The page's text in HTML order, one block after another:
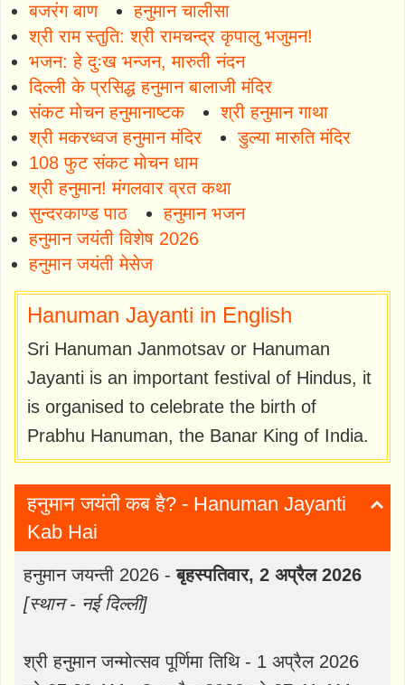
बजरंग बाण
हनुमान चालीसा
श्री राम स्तुति: श्री रामचन्द्र कृपालु भजुमन!
भजन: हे दुःख भन्जन, मारुती नंदन
दिल्ली के प्रसिद्ध हनुमान बालाजी मंदिर
संकट मोचन हनुमानाष्टक
श्री हनुमान गाथा
श्री मकरध्वज हनुमान मंदिर
डुल्या मारुति मंदिर
108 फुट संकट मोचन धाम
श्री हनुमान! मंगलवार व्रत कथा
सुन्दरकाण्ड पाठ
हनुमान भजन
हनुमान जयंती विशेष 2026
हनुमान जयंती मेसेज
Hanuman Jayanti in English
Sri Hanuman Janmotsav or Hanuman
Jayanti is an important festival of Hindus, it
is organised to celebrate the birth of
Prabhu Hanuman, the Banar King of India.
हनुमान जयंती कब है? - Hanuman Jayanti
Kab Hai
हनुमान जयन्ती 2026 -बृहस्पतिवार, 2 अप्रैल 2026
[स्थान - नई दिल्ली]
श्री हनुमान जन्मोत्सव पूर्णिमा तिथि - 1 अप्रैल 2026